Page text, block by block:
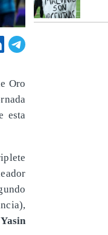
Oro
esta
Yasin